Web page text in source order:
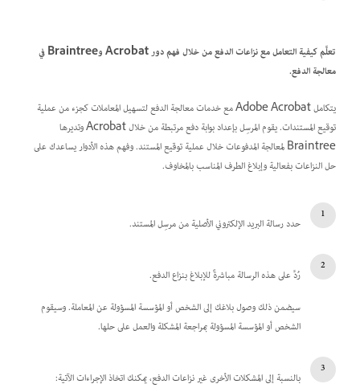
تعلَّم كيفية التعامل مع نزاعات الدفع من خلال فهم دور Acrobat وBraintree في
معالجة الدفع.
يتكامل Adobe Acrobat مع خدمات معالجة الدفع لتسهيل المعاملات كجزء من عملية
توقيع المستندات. يقوم المرسِل بإعداد بوابة دفع مرتبطة من خلال Acrobat وتديرها
Braintree لمعالجة المدفوعات خلال عملية توقيع المستند. وفهم هذه الأدوار يساعدك على
حل النزاعات بفعالية وإبلاغ الطرف المناسب بالمخاوف.
حدد رسالة البريد الإلكتروني الأصلية من مرسِل المستند.
رُدَّ على هذه الرسالة مباشرةً للإبلاغ بنزاع الدفع.
سيضمن ذلك وصول بلاغك إلى الشخص أو المؤسسة المسؤولة عن المعاملة. وسيقوم
الشخص أو المؤسسة المسؤولة بمراجعة المشكلة والعمل على حلها.
بالنسبة إلى المشكلات الأخرى غير نزاعات الدفع، يمكنك اتخاذ الإجراءات الآتية: